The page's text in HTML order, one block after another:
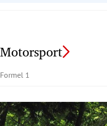
Motorsport
Formel 1